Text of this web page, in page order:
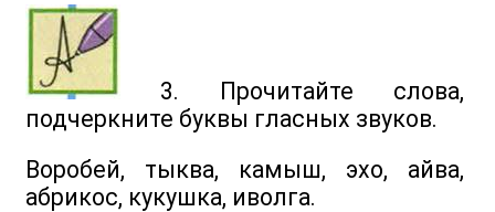
3. Прочитайте слова,
подчеркните буквы гласных звуков.
Воробей, тыква, камыш, эхо, айва,
абрикос, кукушка, иволга.